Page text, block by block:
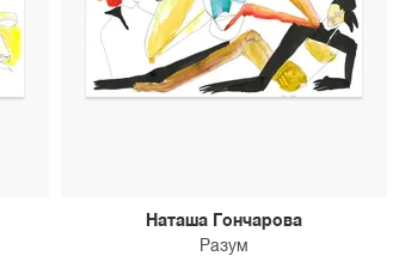
Наташа Гончарова
Разум